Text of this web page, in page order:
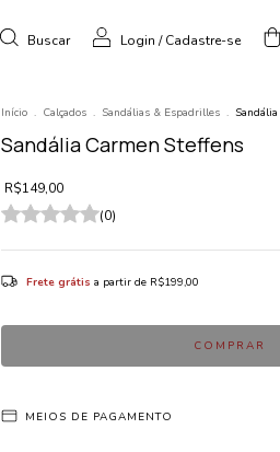
Buscar Login /Cadastre-se
Início . Calçados . Sandálias & Espadrilles .
Sandália Carmen Steffens
R$149,00
(0)
Frete grátis a partir de R$199,00
MEIOS DE PAGAMENTO